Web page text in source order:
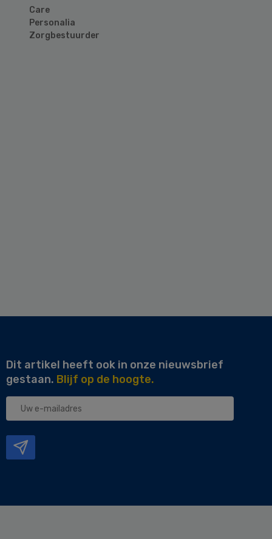
Care
Personalia
Zorgbestuurder
Dit artikel heeft ook in onze nieuwsbrief
gestaan. Blijf op de hoogte.
Uw